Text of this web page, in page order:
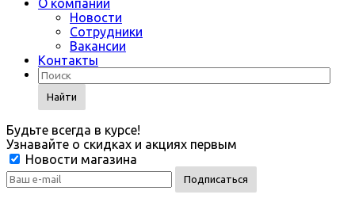
О компании
Новости
Сотрудники
Вакансии
Контакты
Найти
Будьте всегда в курсе!
Узнавайте о скидках и акциях первым
Новости магазина